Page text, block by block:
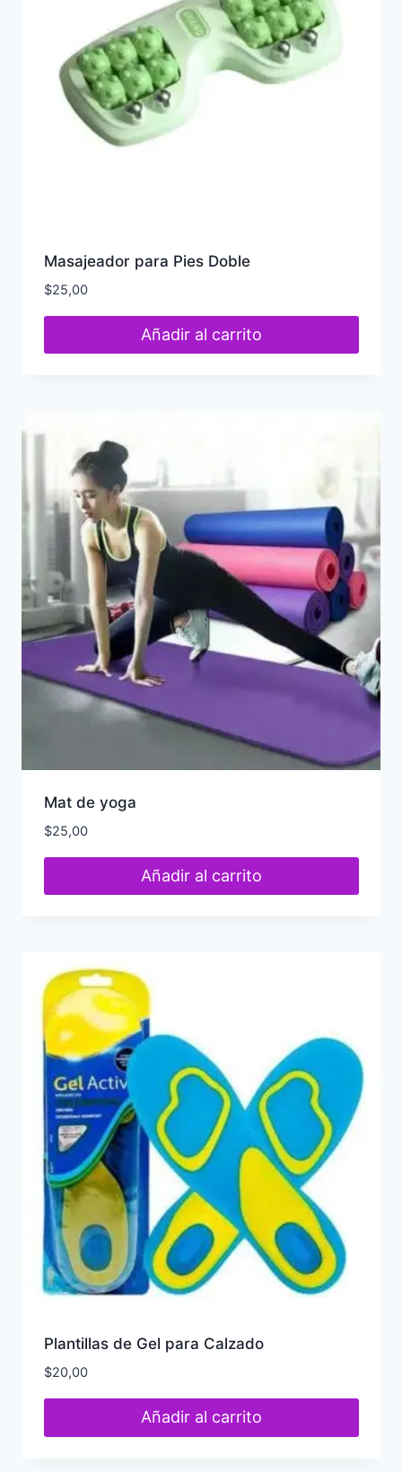
Masajeador para Pies Doble
$25,00
Añadir al carrito
Mat de yoga
$25,00
Añadir al carrito
Plantillas de Gel para Calzado
$20,00
Añadir al carrito